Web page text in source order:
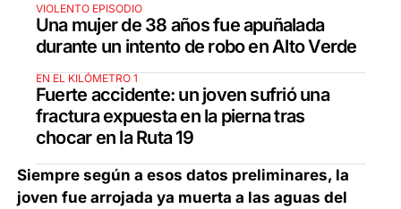
VIOLENTO EPISODIO
Una mujer de 38 años fue apuñalada
durante un intento de robo en Alto Verde
EN EL KILÓMETRO 1
Fuerte accidente: un joven sufrió una
fractura expuesta en la pierna tras
chocar en la Ruta 19
Siempre según a esos datos preliminares, la
joven fue arrojada ya muerta a las aguas del